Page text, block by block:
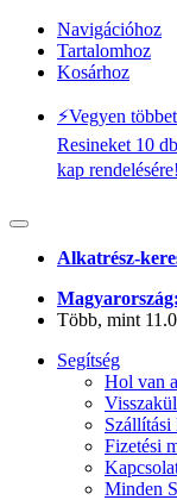
Navigációhoz
Tartalomhoz
Kosárhoz
⚡️Vegyen
Resineket 10
kap
Alkatrész-
Több, mint
Segítség
Hol van
Szállítási
Fizetési
Minden